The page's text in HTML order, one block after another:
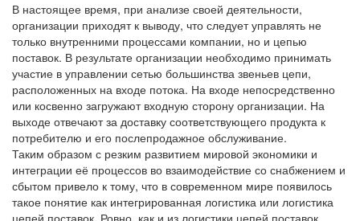
В настоящее время, при анализе своей деятельности,
организации приходят к выводу, что следует управлять не
только внутренними процессами компании, но и цепью
поставок. В результате организации необходимо принимать
участие в управлении сетью большинства звеньев цепи,
расположенных на входе потока. На входе непосредственно
или косвенно загружают входную сторону организации. На
выходе отвечают за доставку соответствующего продукта к
потребителю и его послепродажное обслуживание.
Таким образом с резким развитием мировой экономики и
интеграции её процессов во взаимодействие со снабжением и
сбытом привело к тому, что в современном мире появилось
такое понятие как интегрированная логистика или логистика
цепей поставок. Ровно, как и из логистики цепей поставок